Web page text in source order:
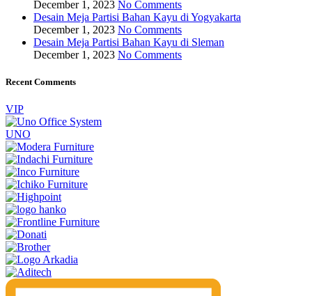
December 1, 2023 No Comments
Desain Meja Partisi Bahan Kayu di Yogyakarta
December 1, 2023 No Comments
Desain Meja Partisi Bahan Kayu di Sleman
December 1, 2023 No Comments
Recent Comments
VIP
UNO